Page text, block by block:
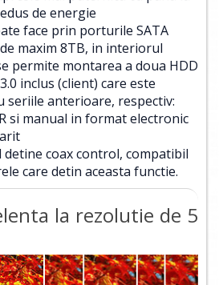
de energie
face prin porturile SATA
maxim 8TB, in interiorul
permite montarea a doua HDD
inclus (client) care este
seriile anterioare, respectiv:
si manual in format electronic
coax control, compatibil
care detin aceasta functie.
la rezolutie de 5